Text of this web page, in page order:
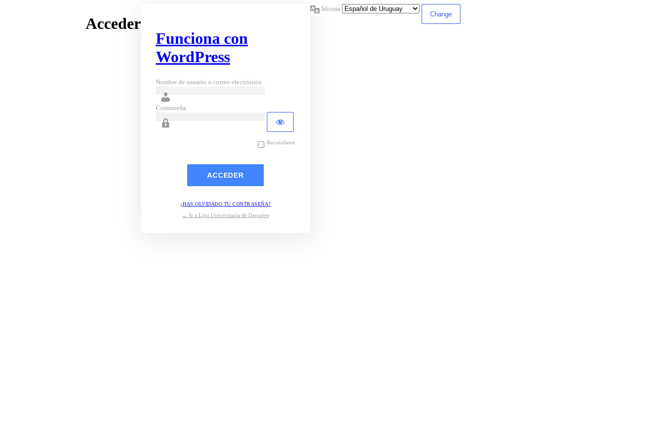
Acceder
Funciona con
WordPress
Nombre de usuario o correo electrónico
Contraseña
Recuérdame
¿HAS OLVIDADO TU CONTRASEÑA?
← Ir a Liga Universitaria de Deportes
Idioma